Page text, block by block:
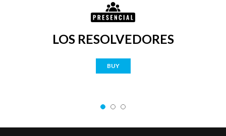
LOS RESOLVEDORES
BUY